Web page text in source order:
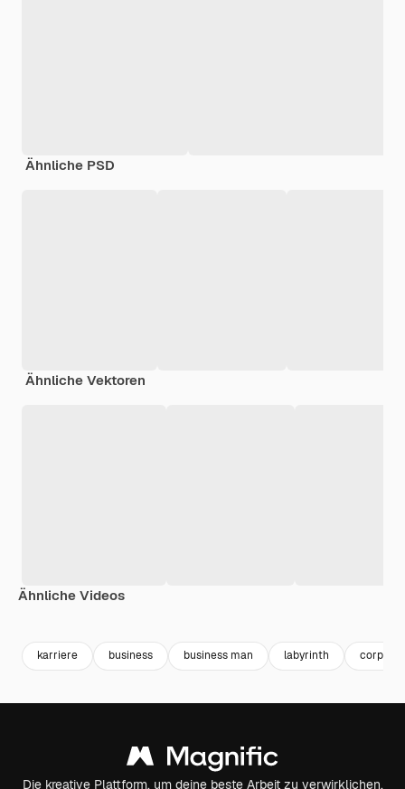
Ähnliche PSD
Ähnliche Vektoren
Ähnliche Videos
karriere business business man labyrinth
Die kreative Plattform, um deine beste Arbeit zu verwirklichen.